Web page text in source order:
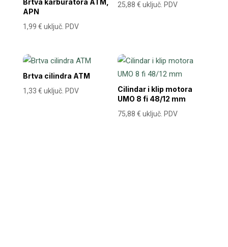
Brtva karburatora ATM,
APN
1,99 € uključ. PDV
25,88€ uključ. PDV
Brtva cilindra ATM
1,33 € uključ. PDV
Cilindar i klip motora
UMO 8 fi 48/12 mm
75,88€ uključ. PDV